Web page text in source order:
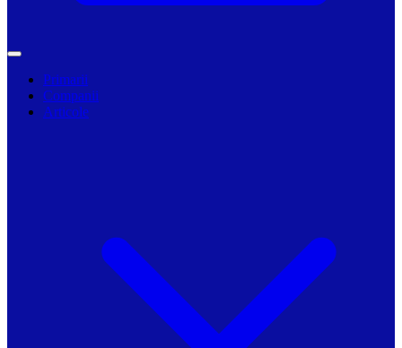
Primarii
Companii
Articole